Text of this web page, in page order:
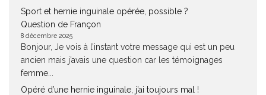
Sport et hernie inguinale opérée, possible ?
Question de Françon
8 décembre 2025
Bonjour, Je vois à l’instant votre message qui est un peu
ancien mais j’avais une question car les témoignages
femme...
Opéré d’une hernie inguinale, j’ai toujours mal !